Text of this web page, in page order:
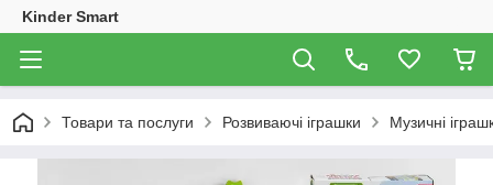
Kinder Smart
Товари та послуги Розвиваючі іграшки Музичні